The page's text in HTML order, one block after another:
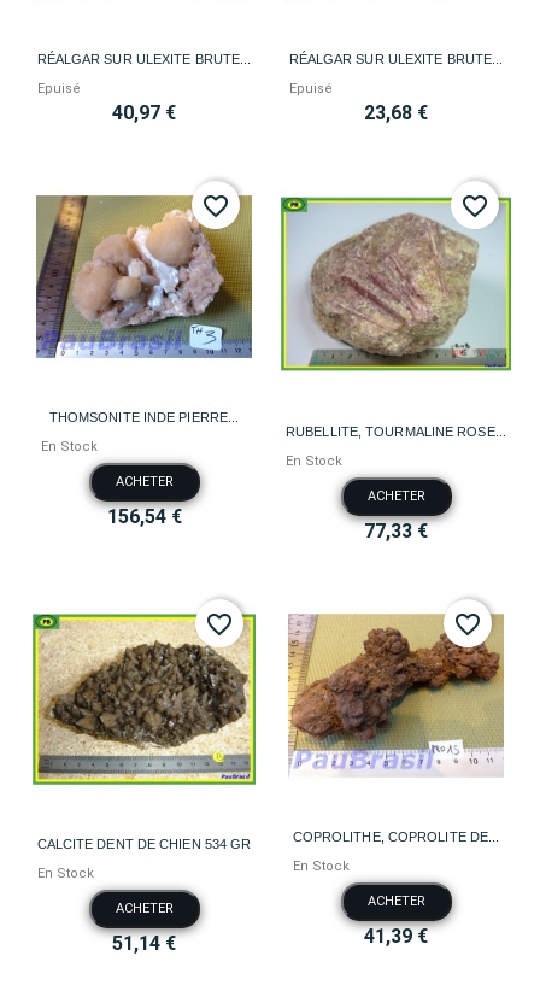
RÉALGAR SUR ULEXITE BRUTE...
Epuisé
40,97 €
RÉALGAR SUR ULEXITE BRUTE...
Epuisé
23,68 €
THOMSONITE INDE PIERRE...
En Stock
ACHETER
156,54 €
favorite_border
RUBELLITE, TOURMALINE ROSE...
En Stock
ACHETER
77,33 €
favorite_border
CALCITE DENT DE CHIEN 534 GR
En Stock
ACHETER
51,14 €
favorite_border
COPROLITHE, COPROLITE DE...
En Stock
ACHETER
41,39 €
favorite_border